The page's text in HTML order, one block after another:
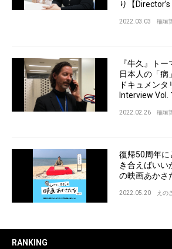
り【
2022.03.03 稲垣
『牛久』ト
日本人の「病
ドキュメンタ
Interview Vol.
2022.02.26 稲垣
復帰50周年に
き合えばいい
の映画あかさ
2022.05.20 えの
RANKING